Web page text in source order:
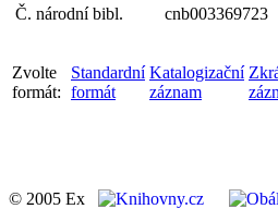
Č. národní bibl.
cnb003369723
Zvolte
formát:
Standardní
formát
Katalogizační
záznam
© 2005 Ex